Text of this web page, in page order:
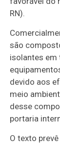
RN).
são
isolantes
devido aos
meio
desse
portaria
O texto